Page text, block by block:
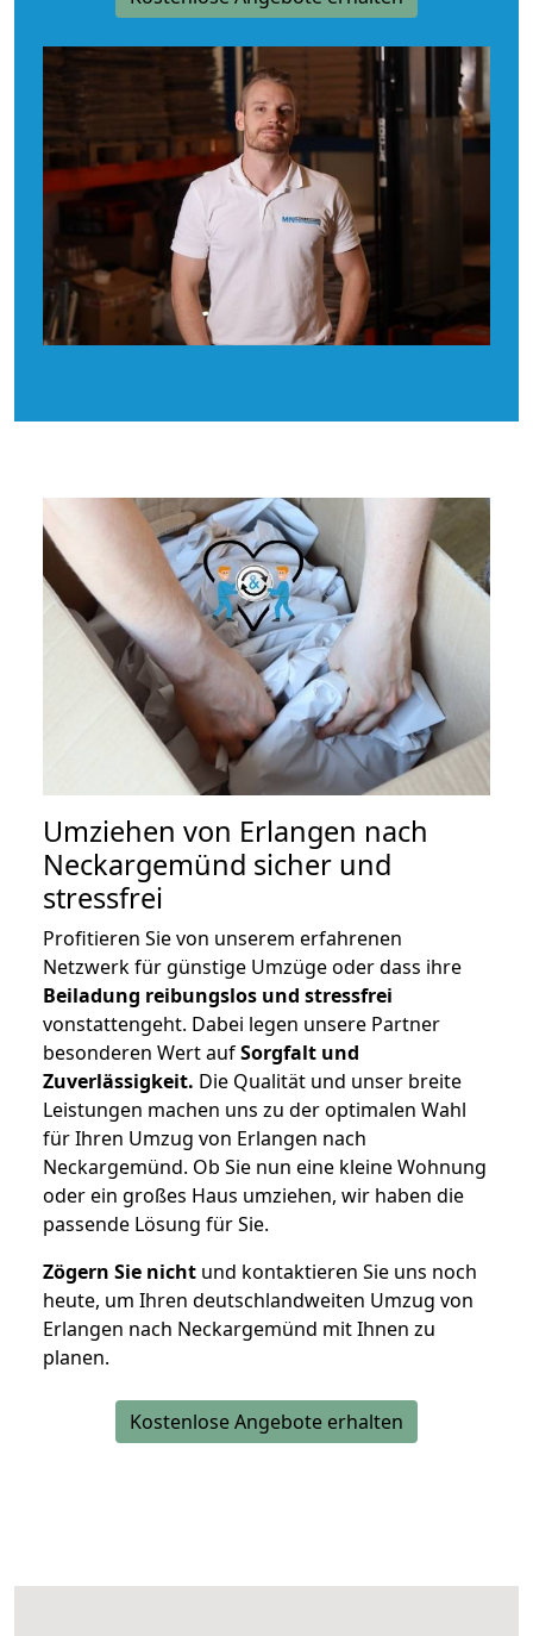
Umziehen von Erlangen nach
Neckargemünd sicher und
stressfrei
Profitieren Sie von unserem erfahrenen
Netzwerk für günstige Umzüge oder dass ihre
Beiladung reibungslos und stressfrei
vonstattengeht. Dabei legen unsere Partner
besonderen Wert aufSorgfalt und
Zuverlässigkeit. Die Qualität und unser breite
Leistungen machen uns zu der optimalen Wahl
für Ihren Umzug von Erlangen nach
Neckargemünd. Ob Sie nun eine kleine Wohnung
oder ein großes Haus umziehen, wir haben die
passende Lösung für Sie.
Zögern Sie nicht und kontaktieren Sie uns noch
heute, um Ihren deutschlandweiten Umzug von
Erlangen nach Neckargemünd mit Ihnen zu
planen.
Kostenlose Angebote erhalten